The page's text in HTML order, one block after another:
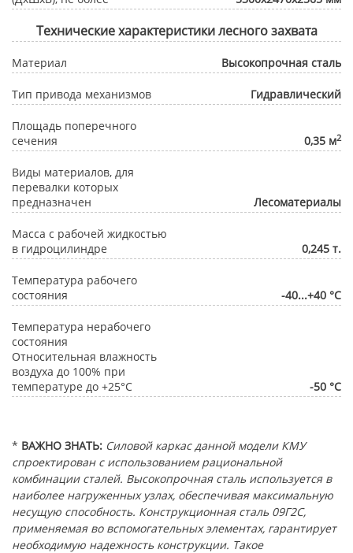
Технические характеристики лесного захвата
Материал Высокопрочная сталь
Тип привода механизмов Гидравлический
Площадь поперечного
сечения
0,35 м2
Виды материалов, для
перевалки которых
предназначен
Лесоматериалы
Масса с рабочей жидкостью
в гидроцилиндре
0,245 т.
Температура рабочего
состояния
-40...+40 °С
Температура нерабочего
состояния
Относительная влажность
воздуха до 100% при
температуре до +25°С
-50 °С
* ВАЖНО ЗНАТЬ: Силовой каркас данной модели КМУ
спроектирован с использованием рациональной
комбинации сталей. Высокопрочная сталь используется в
наиболее нагруженных узлах, обеспечивая максимальную
несущую способность. Конструкционная сталь 09Г2С,
применяемая во вспомогательных элементах, гарантирует
необходимую надежность конструкции. Такое